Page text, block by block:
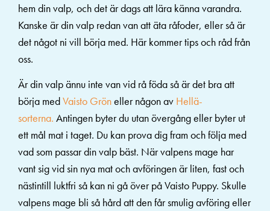
hem din valp, och det är dags att lära känna varandra.
Kanske är din valp redan van att äta råfoder, eller så är
det något ni vill börja med. Här kommer tips och råd från
oss.
Är din valp ännu inte van vid rå föda så är det bra att
börja medVaisto Gröneller någon av Hellä-
sorterna. Antingen byter du utan övergång eller byter ut
ett mål mat i taget. Du kan prova dig fram och följa med
vad som passar din valp bäst. När valpens mage har
vant sig vid sin nya mat och avföringen är liten, fast och
nästintill luktfri så kan ni gå över på Vaisto Puppy. Skulle
valpens mage bli så hård att den får smulig avföring eller